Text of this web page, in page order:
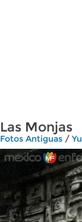
Las Monjas
Fotos Antiguas /